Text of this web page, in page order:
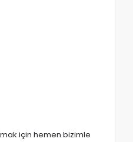
için hemen bizimle